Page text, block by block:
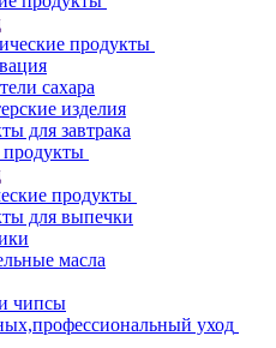
продукты
сахара
изделия
для завтрака
продукты
продукты
для выпечки
масла
чипсы
уход